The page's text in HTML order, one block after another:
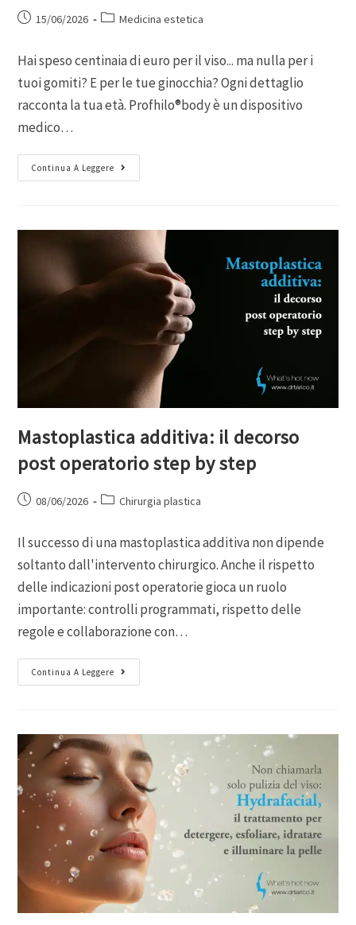
15/06/2026 Medicina estetica
Hai speso centinaia di euro per il viso... ma nulla per i
tuoi gomiti? E per le tue ginocchia? Ogni dettaglio
racconta la tua età. Profhilo®body è un dispositivo
medico…
Continua A Leggere
Mastoplastica additiva: il decorso
post operatorio step by step
08/06/2026 Chirurgia plastica
Il successo di una mastoplastica additiva non dipende
soltanto dall'intervento chirurgico. Anche il rispetto
delle indicazioni post operatorie gioca un ruolo
importante: controlli programmati, rispetto delle
regole e collaborazione con…
Continua A Leggere